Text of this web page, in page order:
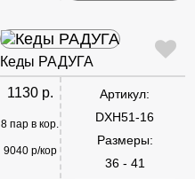
Кеды РАДУГА
1130 р.
8 пар в кор.
9040 р/кор
Артикул:
DXH51-16
Размеры:
36 - 41